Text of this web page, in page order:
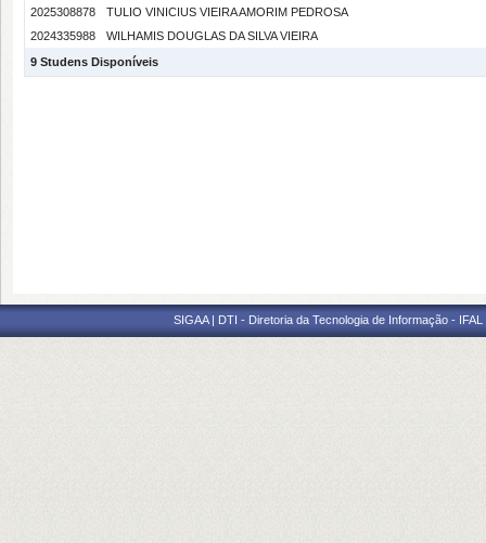
2025308878
TULIO VINICIUS VIEIRA AMORIM PEDROSA
2024335988
WILHAMIS DOUGLAS DA SILVA VIEIRA
9 Studens Disponíveis
SIGAA | DTI - Diretoria da Tecnologia de Informação -